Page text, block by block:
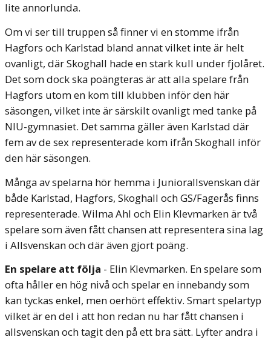
lite annorlunda.
Om vi ser till truppen så finner vi en stomme ifrån
Hagfors och Karlstad bland annat vilket inte är helt
ovanligt, där Skoghall hade en stark kull under fjolåret.
Det som dock ska poängteras är att alla spelare från
Hagfors utom en kom till klubben inför den här
säsongen, vilket inte är särskilt ovanligt med tanke på
NIU-gymnasiet. Det samma gäller även Karlstad där
fem av de sex representerade kom ifrån Skoghall inför
den här säsongen.
Många av spelarna hör hemma i Juniorallsvenskan där
både Karlstad, Hagfors, Skoghall och GS/Fagerås finns
representerade. Wilma Ahl och Elin Klevmarken är två
spelare som även fått chansen att representera sina lag
i Allsvenskan och där även gjort poäng.
En spelare att följa - Elin Klevmarken. En spelare som
ofta håller en hög nivå och spelar en innebandy som
kan tyckas enkel, men oerhört effektiv. Smart spelartyp
vilket är en del i att hon redan nu har fått chansen i
allsvenskan och tagit den på ett bra sätt. Lyfter andra i